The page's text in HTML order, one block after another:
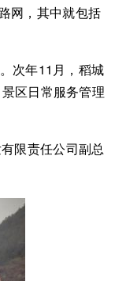
网，其中就包括
次年11月，稻城
区日常服务管理
限责任公司副总